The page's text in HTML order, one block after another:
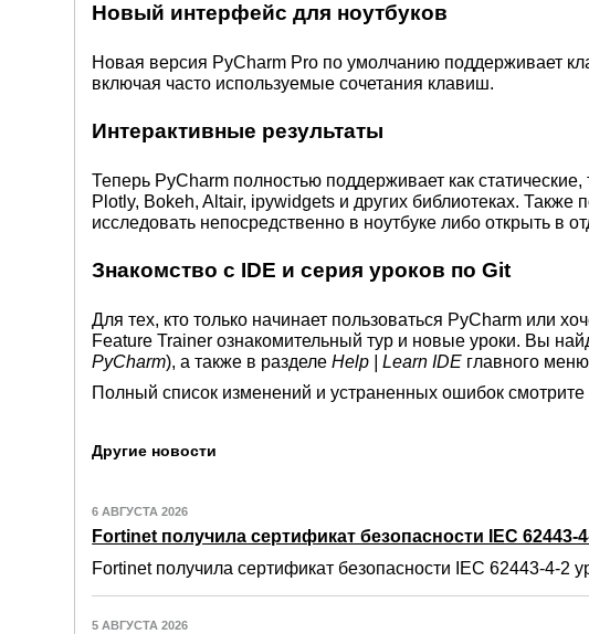
Новый интерфейс для ноутбуков
Новая версия PyCharm Pro по умолчанию поддерживает
включая часто используемые сочетания клавиш.
Интерактивные результаты
Теперь PyCharm полностью поддерживает как
Plotly, Bokeh, Altair, ipywidgets и других библиотеках.
исследовать непосредственно в ноутбуке либо открыть в
Знакомство с IDE и серия уроков по Git
Для тех, кто только начинает пользоваться PyCharm или
Feature Trainer ознакомительный тур и новые уроки. Вы
PyCharm), а также в разделеHelp | Learn IDE главного
Полный список изменений и устраненных ошибок смотрите
Другие новости
6 АВГУСТА 2026
Fortinet получила сертификат безопасности IEC 62443-
Fortinet получила сертификат безопасности IEC 62443-4-2
5 АВГУСТА 2026